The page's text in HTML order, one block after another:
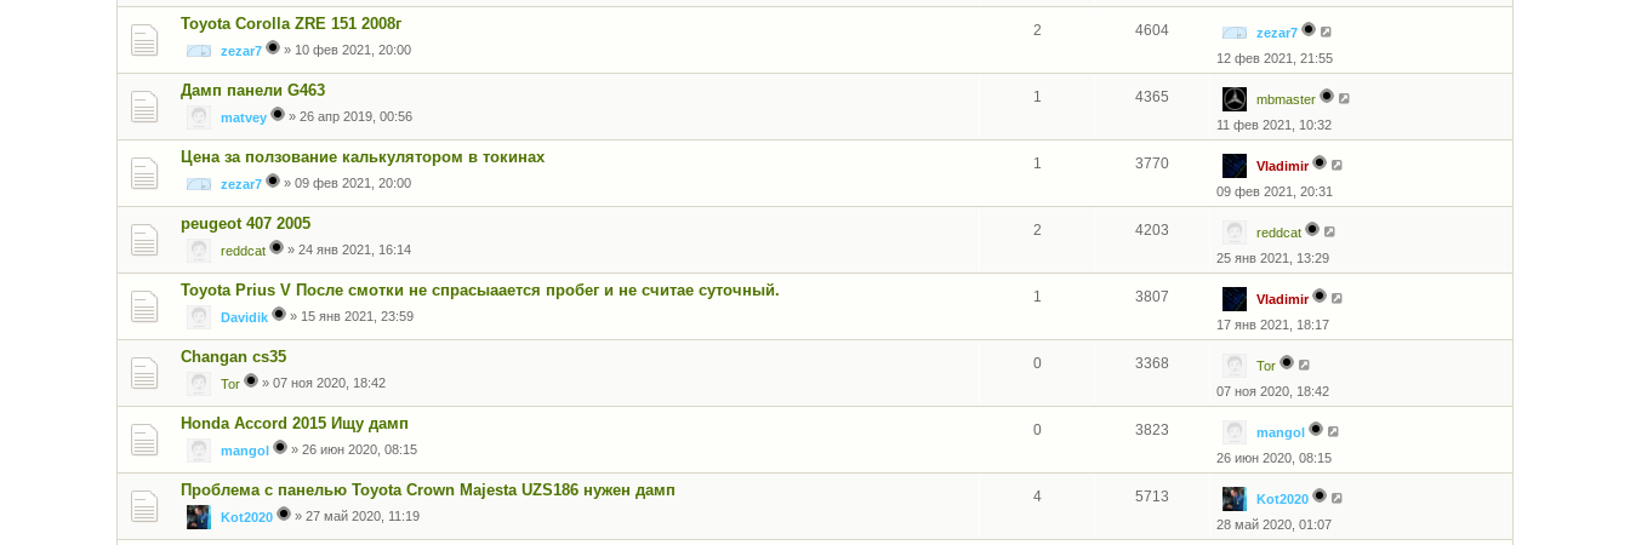
Toyota Corolla ZRE 151 2008г
zezar7 » 10 фев 2021, 20:00
2 4604
zezar7
12 фев 2021, 21:55
Дамп панели G463
matvey » 26 апр 2019, 00:56
1 4365
mbmaster
11 фев 2021, 10:32
Цена за ползование калькулятором в токинах
zezar7 » 09 фев 2021, 20:00
1 3770
Vladimir
09 фев 2021, 20:31
peugeot 407 2005
reddcat » 24 янв 2021, 16:14
2 4203
reddcat
25 янв 2021, 13:29
Toyota Prius V После смотки не спрасыаается пробег и не считае суточный.
Davidik » 15 янв 2021, 23:59
1 3807
Vladimir
17 янв 2021, 18:17
Changan cs35
Tor » 07 ноя 2020, 18:42
0 3368
Tor
07 ноя 2020, 18:42
Honda Accord 2015 Ищу дамп
mangol » 26 июн 2020, 08:15
0 3823
mangol
26 июн 2020, 08:15
Проблема с панелью Toyota Crown Majesta UZS186 нужен дамп
Kot2020 » 27 май 2020, 11:19
4 5713
Kot2020
28 май 2020, 01:07